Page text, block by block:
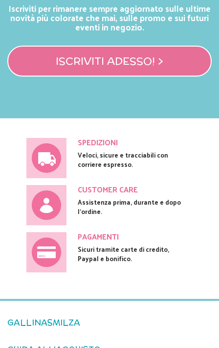
Iscriviti per rimanere sempre aggiornato sulle ultime
novità più colorate che mai, sulle promo e sui futuri
eventi in negozio.
ISCRIVITI ADESSO! >
SPEDIZIONI
Veloci, sicure e tracciabili con
corriere espresso.
CUSTOMER CARE
Assistenza prima, durante e dopo
l'ordine.
PAGAMENTI
Sicuri tramite carte di credito,
Paypal e bonifico.
GALLINASMILZA